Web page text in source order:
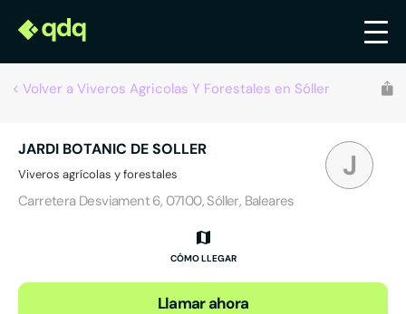
Volver a Viveros Agricolas Y Forestales en Sóller
J
JARDI BOTANIC DE SOLLER
Viveros agrícolas y forestales
Carretera Desviament 6, 07100, Sóller, Baleares
CÓMO LLEGAR
Llamar ahora